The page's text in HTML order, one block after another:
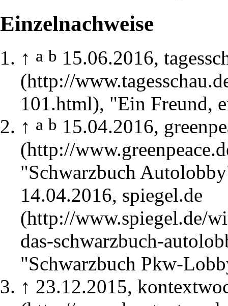
Einzelnachweise
↑ a b 15.06.2016,
, "Ein Freund,
↑ a b 15.04.2016,
"Schwarzbuch
14.04.2016, spiegel.de
"Schwarzbuch Pkw-
↑ 23.12.2015,